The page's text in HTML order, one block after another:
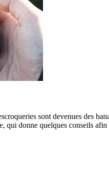
sont devenues des
donne quelques conseils afin